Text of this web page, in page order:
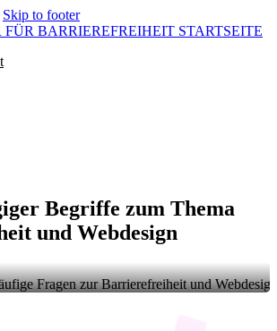
Skip to footer
Begriffe zum Thema
und Webdesign